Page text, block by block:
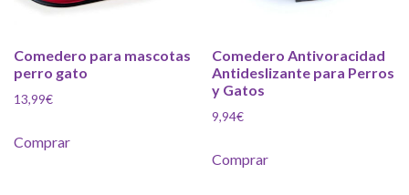
Comedero para mascotas
perro gato
13,99€
Comprar
Comedero Antivoracidad
Antideslizante para Perros
y Gatos
9,94€
Comprar